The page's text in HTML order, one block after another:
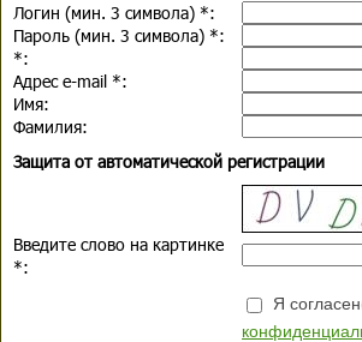
Логин (мин. 3 символа) *:
Пароль (мин. 3 символа) *:
*:
Адрес e-mail *:
Имя:
Фамилия:
Защита от автоматической регистрации
Введите слово на картинке
*:
Я